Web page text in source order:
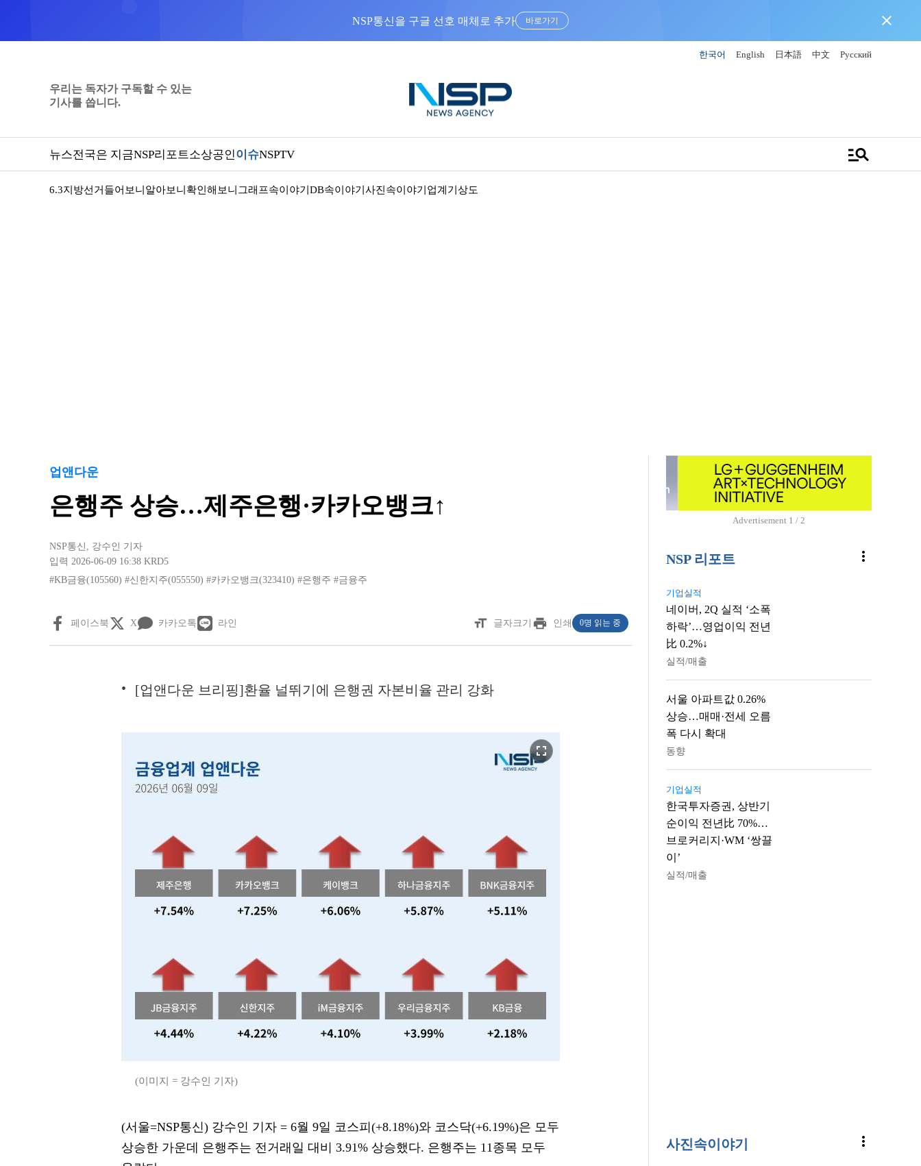
NSP통신을 구글 선호 매체로 추가 바로가기 close
한국어 English 日本語 中文 Русский
우리는 독자가 구독할 수 있는
기사를 씁니다.
뉴스전국은 지금NSP리포트소상공인이슈NSPTV manage_search
6.3지방선거 들어보니 알아보니 확인해보니 그래프속이야기 DB속이야기 사진속이야기 업계기상도
업앤다운
은행주 상승…제주은행·카카오뱅크↑
NSP통신 , 강수인 기자
입력 2026-06-09 16:38 KRD5
#KB금융(105560) #신한지주(055550) #카카오뱅크(323410) #은행주 #금융주
페이스북 X 카카오톡 라인 format_size 글자크기 print 인쇄 0명 읽는 중
[업앤다운 브리핑]환율 널뛰기에 은행권 자본비율 관리 강화
fullscreen
(이미지 = 강수인 기자)
(서울=NSP통신) 강수인 기자 = 6월 9일 코스피(+8.18%)와 코스닥(+6.19%)은 모두
상승한 가운데 은행주는 전거래일 대비 3.91% 상승했다. 은행주는 11종목 모두
Advertisement 1 / 2
NSP 리포트 more_vert
기업실적
네이버, 2Q 실적 ‘소폭
하락’…영업이익 전년
比 0.2%↓
실적/매출
서울 아파트값 0.26%
상승…매매·전세 오름
폭 다시 확대
동향
기업실적
한국투자증권, 상반기
순이익 전년比 70%…
브로커리지·WM ‘쌍끌
이’
실적/매출
사진속이야기 more_vert